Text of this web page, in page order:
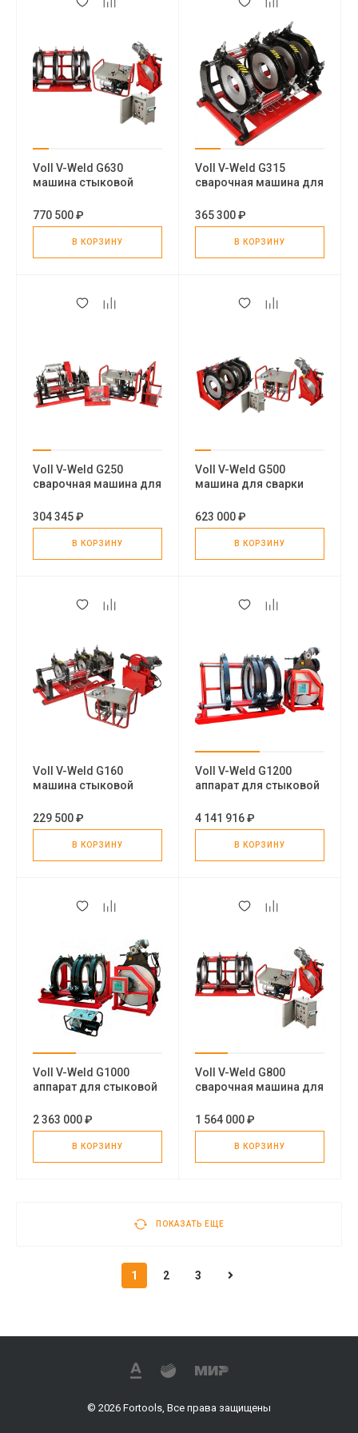
Voll V-Weld G630
машина стыковой
770 500 ₽
В КОРЗИНУ
Voll V-Weld G315
сварочная машина для
365 300 ₽
В КОРЗИНУ
Voll V-Weld G250
сварочная машина для
304 345 ₽
В КОРЗИНУ
Voll V-Weld G500
машина для сварки
623 000 ₽
В КОРЗИНУ
Voll V-Weld G160
машина стыковой
229 500 ₽
В КОРЗИНУ
Voll V-Weld G1200
аппарат для стыковой
полиэтиленовых труб
4 141 916 ₽
В КОРЗИНУ
Voll V-Weld G1000
аппарат для стыковой
полиэтиленовых труб
2 363 000 ₽
В КОРЗИНУ
Voll V-Weld G800
сварочная машина для
1 564 000 ₽
В КОРЗИНУ
ПОКАЗАТЬ ЕЩЕ
1 2 3
© 2026 Fortools, Все права защищены